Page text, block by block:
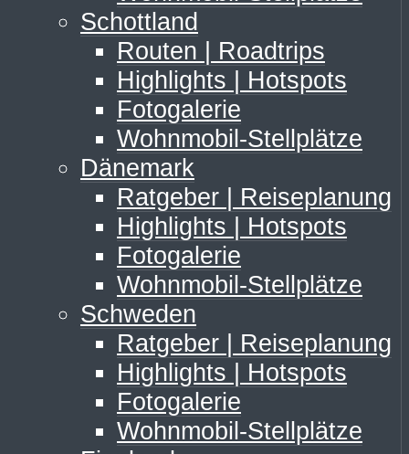
Schottland
Routen | Roadtrips
Highlights | Hotspots
Fotogalerie
Wohnmobil-Stellplätze
Dänemark
Ratgeber | Reiseplanung
Highlights | Hotspots
Fotogalerie
Wohnmobil-Stellplätze
Schweden
Ratgeber | Reiseplanung
Highlights | Hotspots
Fotogalerie
Wohnmobil-Stellplätze